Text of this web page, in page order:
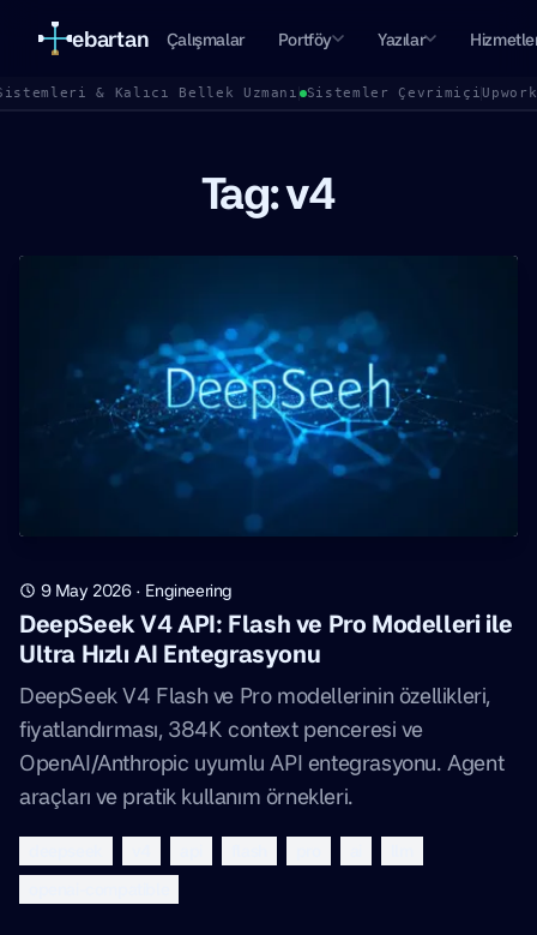
ebartan Çalışmalar Portföy Yazılar
& Kalıcı Bellek Uzmanı Sistemler Çevrimiçi
Tag: v4
9 May 2026· Engineering
DeepSeek V4 API: Flash ve Pro Modelleri ile
Ultra Hızlı AI Entegrasyonu
DeepSeek V4 Flash ve Pro modellerinin özellikleri,
fiyatlandırması, 384K context penceresi ve
OpenAI/Anthropic uyumlu API entegrasyonu. Agent
araçları ve pratik kullanım örnekleri.